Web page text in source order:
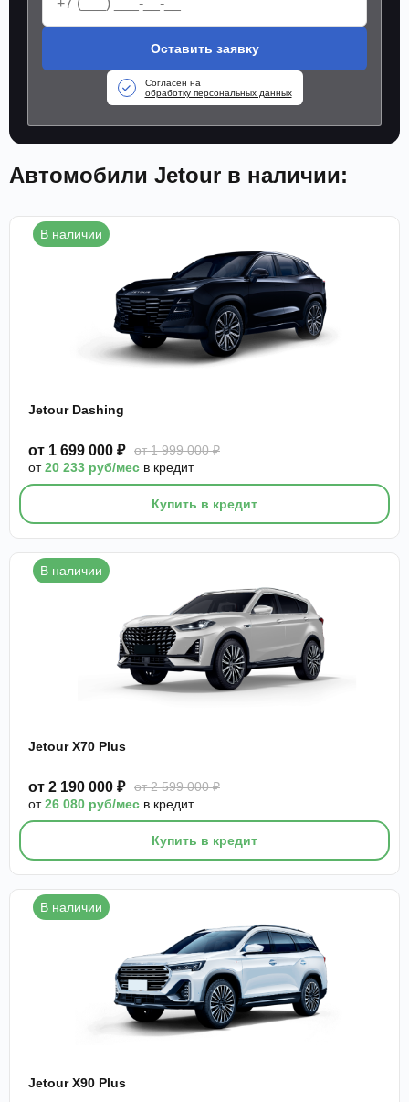
Оставить заявку
Согласен на
обработку персональных данных
Автомобили Jetour в наличии:
В наличии
Jetour Dashing
от 1 699 000 ₽
от 1 999 000 ₽
от20 233 руб/мес в кредит
Купить в кредит
В наличии
Jetour X70 Plus
от 2 190 000 ₽
от 2 599 000 ₽
от26 080 руб/мес в кредит
Купить в кредит
В наличии
Jetour X90 Plus